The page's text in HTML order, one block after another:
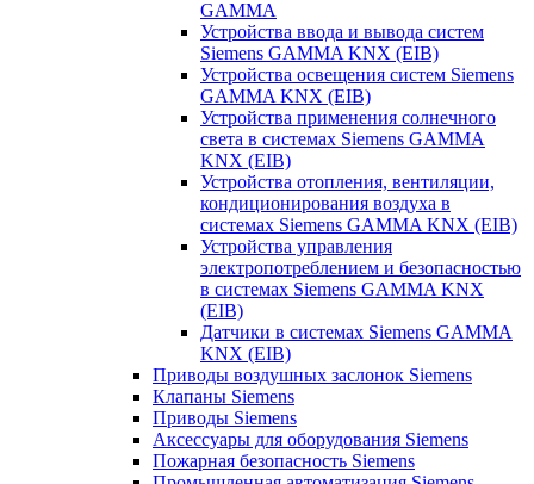
GAMMA
Устройства ввода и вывода систем
Siemens GAMMA KNX (EIB)
Устройства освещения систем Siemens
GAMMA KNX (EIB)
Устройства применения солнечного
света в системах Siemens GAMMA
KNX (EIB)
Устройства отопления, вентиляции,
кондиционирования воздуха в
системах Siemens GAMMA KNX (EIB)
Устройства управления
электропотреблением и безопасностью
в системах Siemens GAMMA KNX
(EIB)
Датчики в системах Siemens GAMMA
KNX (EIB)
Приводы воздушных заслонок Siemens
Клапаны Siemens
Приводы Siemens
Аксессуары для оборудования Siemens
Пожарная безопасность Siemens